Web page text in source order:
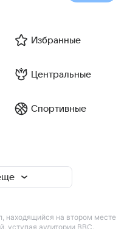
Избранные
Центральные
Спортивные
находящийся на втором месте
уступая аудитории BBC.